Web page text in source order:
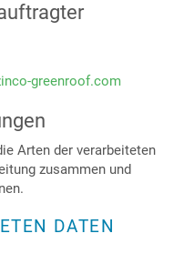
greenroof.com
Arten der verarbeiteten
zusammen und
DATEN